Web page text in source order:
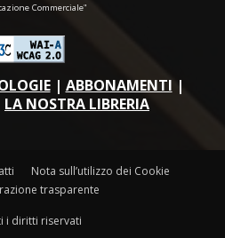
Commerciale"
| ABBONAMENTI |
LA NOSTRA LIBRERIA
Nota sull’utilizzo dei Cookie
trasparente
i diritti riservati